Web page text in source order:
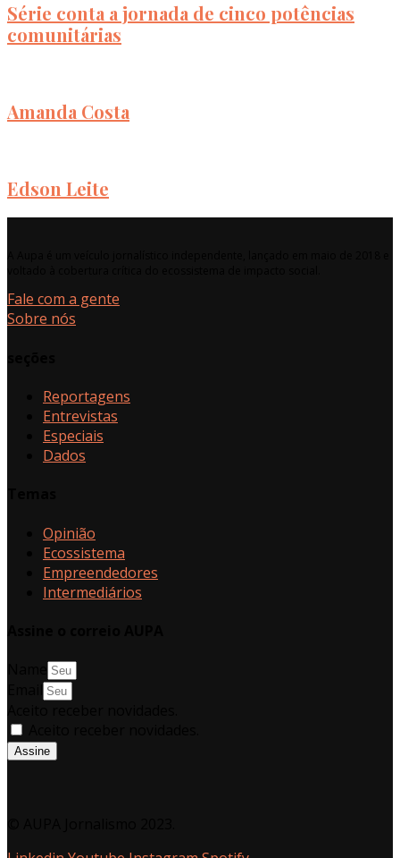
Série conta a jornada de cinco potências
comunitárias
Amanda Costa
Edson Leite
Fale com a gente
Sobre nós
Reportagens
Entrevistas
Especiais
Dados
Opinião
Ecossistema
Empreendedores
Intermediários
Assine